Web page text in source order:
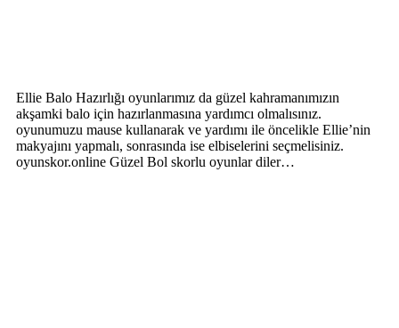
Ellie Balo Hazırlığı oyunlarımız da güzel kahramanımızın
akşamki balo için hazırlanmasına yardımcı olmalısınız.
oyunumuzu mause kullanarak ve yardımı ile öncelikle Ellie’nin
makyajını yapmalı, sonrasında ise elbiselerini seçmelisiniz.
oyunskor.online Güzel Bol skorlu oyunlar diler…